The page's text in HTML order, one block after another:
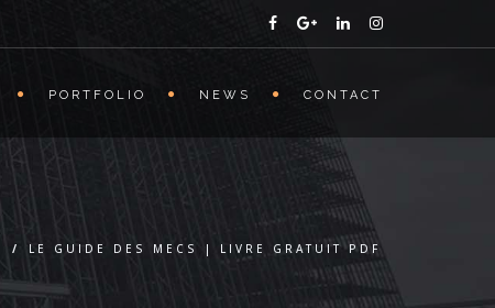
PORTFOLIO NEWS CONTACT
/ LE GUIDE DES MECS | LIVRE GRATUIT PDF